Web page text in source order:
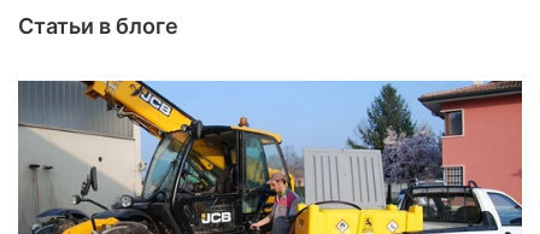
Статьи в блоге